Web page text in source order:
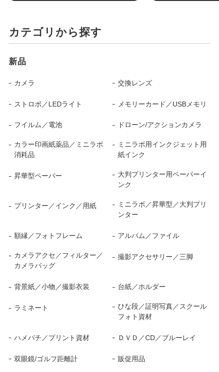
カテゴリから探す
新品
カメラ 交換レンズ
ストロボ／LEDライト メモリーカード／USBメモリ
フイルム／電池 ドローン/アクションカメラ
カラー印画紙薬品／ミニラボ
消耗品
ミニラボ用インクジェット用
紙インク
昇華型ペーパー
大判プリンター用ペーパーイ
ンク
プリンター／インク／用紙
ミニラボ／昇華型／大判プリ
ンター
額縁／フォトフレーム アルバム／ファイル
カメラアクセ／フィルター／
カメラバッグ
撮影アクセサリー／三脚
背景紙／小物／撮影衣装 台紙／ホルダー
ラミネート
ひな段／証明写真／スクール
フォト資材
ハメパチ／プリント資材 ＤＶＤ／CD／ブルーレイ
双眼鏡/ゴルフ距離計 販促用品